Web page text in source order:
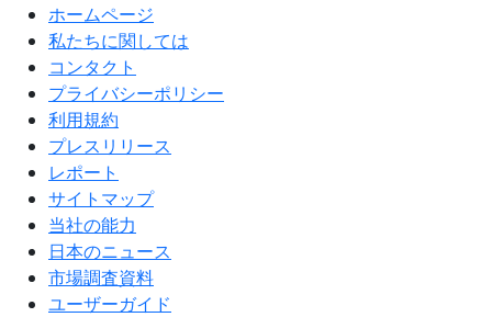
ホームページ
私たちに関しては
コンタクト
プライバシーポリシー
利用規約
プレスリリース
レポート
サイトマップ
当社の能力
日本のニュース
市場調査資料
ユーザーガイド